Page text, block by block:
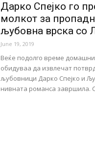
Дарко Спејко го
молкот за
љубовна врска со
June 19, 2019
Веќе подолго време
обидуваа да извлечат
љубовници Дарко Спејко и
нивната романса завршила.